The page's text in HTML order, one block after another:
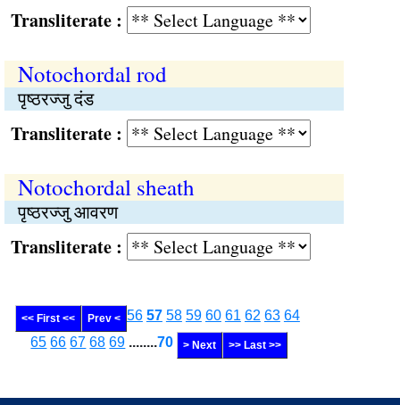
:
Notochordal rod
पृष्ठरज्जु दंड
:
Notochordal sheath
पृष्ठरज्जु आवरण
:
<< First << Prev < 56 57 58 59 60 61 62 63 64
65 66 67 68 69 ........70 > Next >> Last >>